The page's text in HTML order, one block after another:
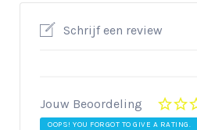
Schrijf een review
Jouw Beoordeling
OOPS! YOU FORGOT TO GIVE A RATING.